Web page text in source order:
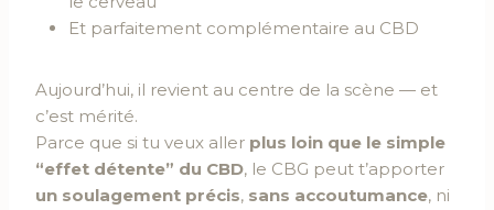
Et parfaitement complémentaire au CBD
Aujourd’hui, il revient au centre de la scène — et
c’est mérité.
Parce que si tu veux aller plus loin que le simple
“effet détente” du CBD, le CBG peut t’apporter
un soulagement précis, sans accoutumance, ni